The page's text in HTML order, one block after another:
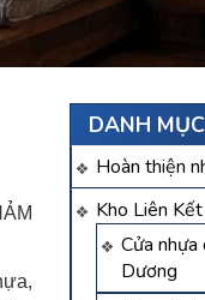
DANH
Hoàn thiện
Kho Liên Kết
Cửa
Dương